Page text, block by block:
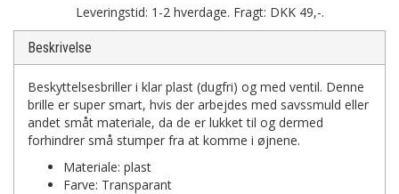
Leveringstid: 1-2 hverdage. Fragt: DKK 49,-.
Beskrivelse
Beskyttelsesbriller i klar plast (dugfri) og med ventil. Denne
brille er super smart, hvis der arbejdes med savssmuld eller
andet småt materiale, da de er lukket til og dermed
forhindrer små stumper fra at komme i øjnene.
Materiale: plast
Farve: Transparant